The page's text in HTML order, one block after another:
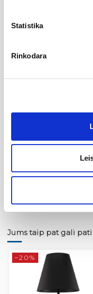
Statistika
Rinkodara
Nėra atsiliepimų
Jums taip pat gali
−20%